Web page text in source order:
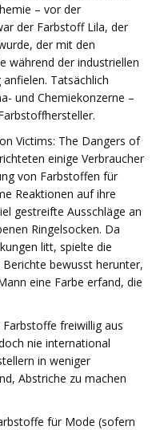
– vor der
der Farbstoff Lila, der
der mit den
während der industriellen
Tatsächlich
und Chemiekonzerne –
Victims: The Dangers of
einige Verbraucher
von Farbstoffen für
Reaktionen auf ihre
gestreifte Ausschläge an
Ringelsocken. Da
litt, spielte die
bewusst herunter,
eine Farbe erfand, die
freiwillig aus
nie international
in weniger
Abstriche zu machen
für Mode (sofern